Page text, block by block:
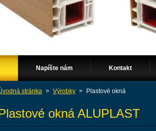
Napíšte nám Kontakt
stránka > Výrobky > Plastové okná
okná ALUPLAST